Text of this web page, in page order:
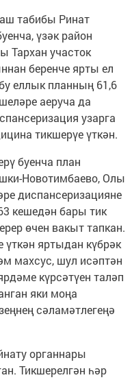
табибы Ринат
үзәк район
Тархан участок
беренче ярты ел
еллык планның 61,6
аеруча да
узарга
тикшерүе үткән.
буенча план
Новотимбаево, Олы
диспансеризацияне
кешедән бары тик
өчен вакыт тапкан.
яртыдан күбрәк
махсус, шул исәптән
күрсәтүен таләп
яки моңа
сәламәтлегеңә
органнары
Тикшерелгән һәр